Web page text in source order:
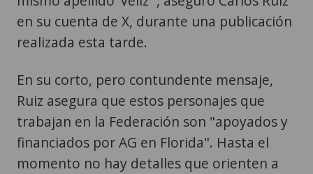
en su cuenta de X, durante una publicación
realizada esta tarde.
En su corto, pero contundente mensaje,
Ruiz asegura que estos personajes que
trabajan en la Federación son "apoyados y
financiados por AG en Florida". Hasta el
momento no hay detalles que orienten a